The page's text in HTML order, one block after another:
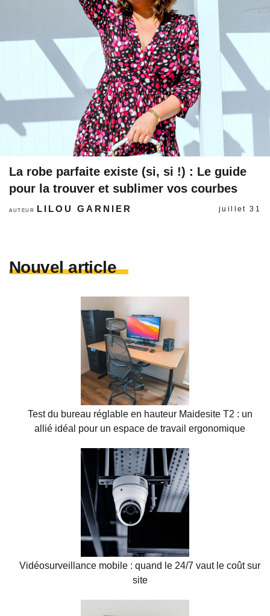
La robe parfaite existe (si, si !) : Le guide
pour la trouver et sublimer vos courbes
AUTEUR LILOU GARNIER juillet 31
Nouvel article
Test du bureau réglable en hauteur Maidesite T2 : un
allié idéal pour un espace de travail ergonomique
Vidéosurveillance mobile : quand le 24/7 vaut le coût sur
site